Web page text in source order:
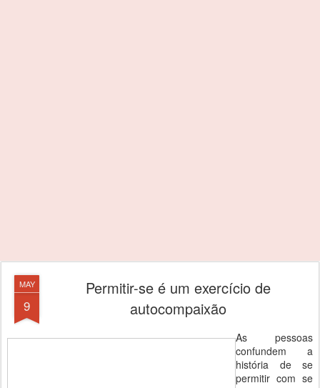
MAY
9
Permitir-se é um exercício de
autocompaixão
As pessoas
confundem a
história de se
permitir com se